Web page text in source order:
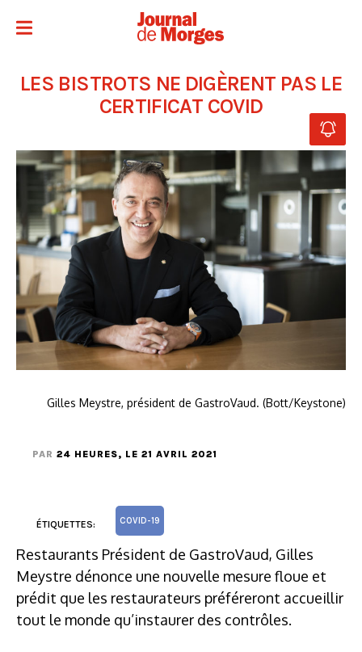
LES BISTROTS NE DIGÈRENT PAS LE
CERTIFICAT COVID
Gilles Meystre, président de GastroVaud. (Bott/Keystone)
PAR 24 HEURES, LE 21 AVRIL 2021
ÉTIQUETTES: COVID-19
Restaurants Président de GastroVaud, Gilles
Meystre dénonce une nouvelle mesure floue et
prédit que les restaurateurs préféreront accueillir
tout le monde qu’instaurer des contrôles.